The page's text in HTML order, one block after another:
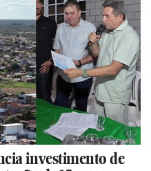
investimento de